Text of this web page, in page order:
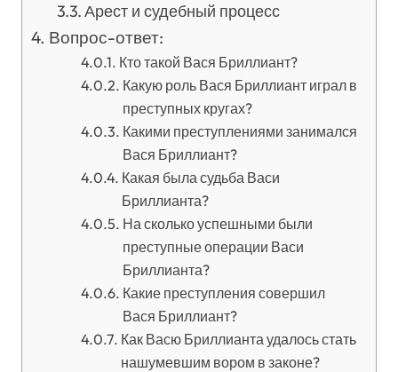
Арест и судебный процесс
Вопрос-ответ:
Кто такой Вася Бриллиант?
Какую роль Вася Бриллиант играл в
преступных кругах?
Какими преступлениями занимался
Вася Бриллиант?
Какая была судьба Васи
Бриллианта?
На сколько успешными были
преступные операции Васи
Бриллианта?
Какие преступления совершил
Вася Бриллиант?
Как Васю Бриллианта удалось стать
нашумевшим вором в законе?